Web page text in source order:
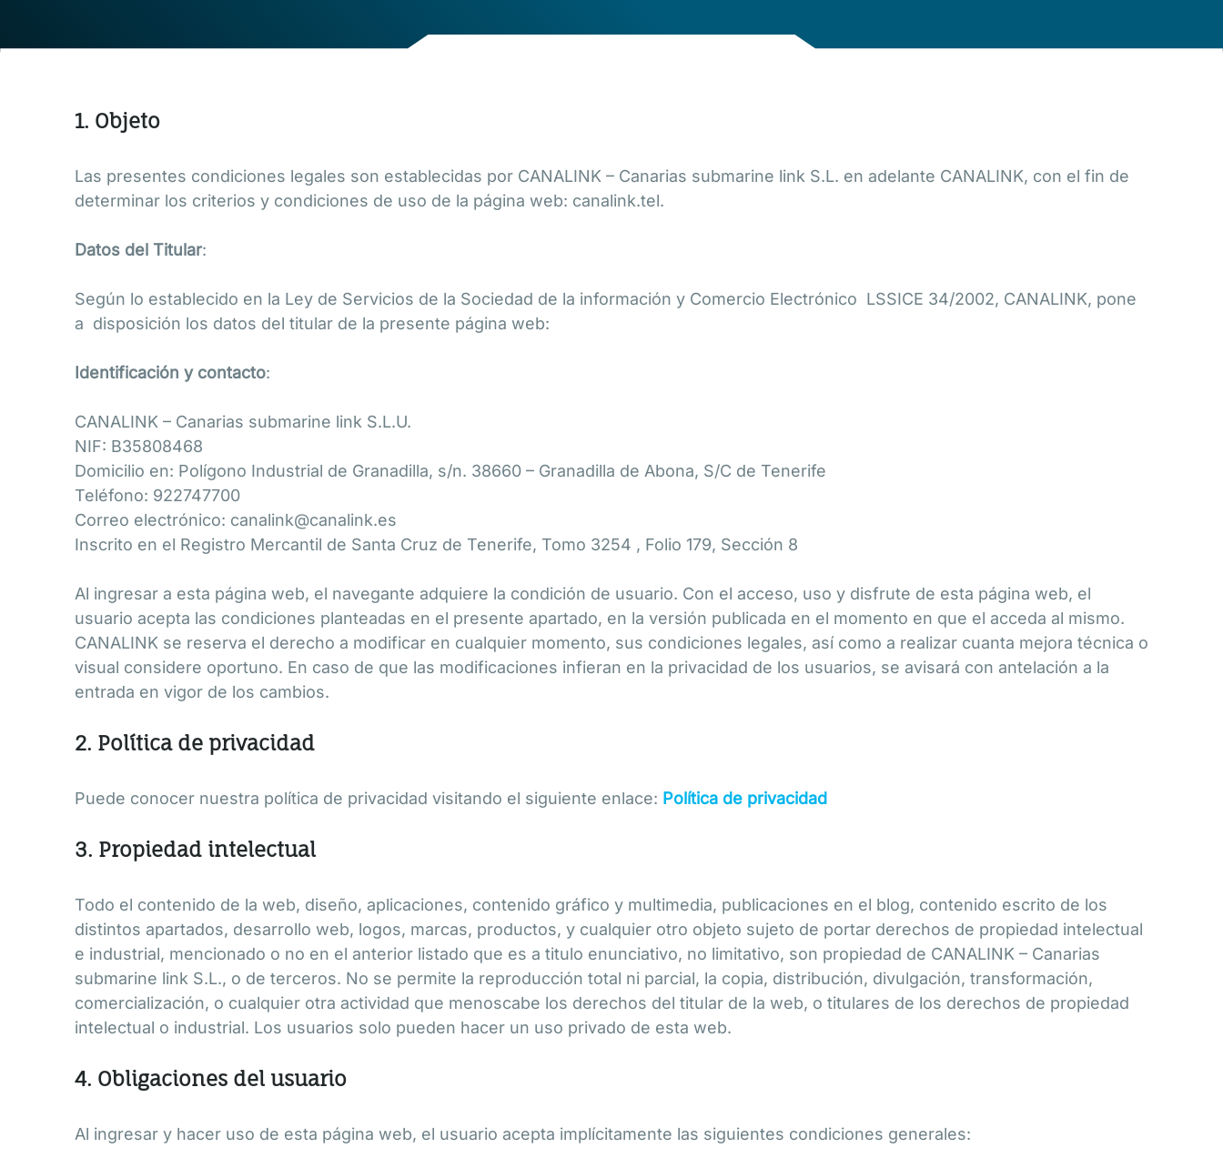
1. Objeto
Las presentes condiciones legales son establecidas por CANALINK – Canarias submarine link S.L. en adelante CANALINK, con el fin de
determinar los criterios y condiciones de uso de la página web: canalink.tel.
Datos del Titular:
Según lo establecido en la Ley de Servicios de la Sociedad de la información y Comercio Electrónico LSSICE 34/2002, CANALINK, pone
a disposición los datos del titular de la presente página web:
Identificación y contacto:
CANALINK – Canarias submarine link S.L.U.
NIF: B35808468
Domicilio en: Polígono Industrial de Granadilla, s/n. 38660 – Granadilla de Abona, S/C de Tenerife
Teléfono: 922747700
Correo electrónico: canalink@canalink.es
Inscrito en el Registro Mercantil de Santa Cruz de Tenerife, Tomo 3254 , Folio 179, Sección 8
Al ingresar a esta página web, el navegante adquiere la condición de usuario. Con el acceso, uso y disfrute de esta página web, el
usuario acepta las condiciones planteadas en el presente apartado, en la versión publicada en el momento en que el acceda al mismo.
CANALINK se reserva el derecho a modificar en cualquier momento, sus condiciones legales, así como a realizar cuanta mejora técnica o
visual considere oportuno. En caso de que las modificaciones infieran en la privacidad de los usuarios, se avisará con antelación a la
entrada en vigor de los cambios.
2. Política de privacidad
Puede conocer nuestra política de privacidad visitando el siguiente enlace: Política de privacidad
3. Propiedad intelectual
Todo el contenido de la web, diseño, aplicaciones, contenido gráfico y multimedia, publicaciones en el blog, contenido escrito de los
distintos apartados, desarrollo web, logos, marcas, productos, y cualquier otro objeto sujeto de portar derechos de propiedad intelectual
e industrial, mencionado o no en el anterior listado que es a titulo enunciativo, no limitativo, son propiedad de CANALINK – Canarias
submarine link S.L., o de terceros. No se permite la reproducción total ni parcial, la copia, distribución, divulgación, transformación,
comercialización, o cualquier otra actividad que menoscabe los derechos del titular de la web, o titulares de los derechos de propiedad
intelectual o industrial. Los usuarios solo pueden hacer un uso privado de esta web.
4. Obligaciones del usuario
Al ingresar y hacer uso de esta página web, el usuario acepta implícitamente las siguientes condiciones generales: